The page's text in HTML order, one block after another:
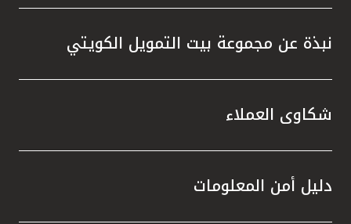
نبذة عن مجموعة بيت التمويل الكويتي
شكاوى العملاء
دليل أمن المعلومات